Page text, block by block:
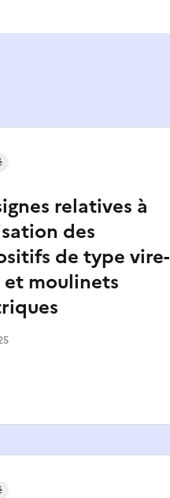
relatives à
des
de type vire-
et moulinets